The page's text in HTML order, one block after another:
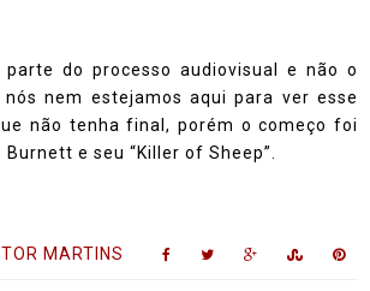
do processo audiovisual e não o
nem estejamos aqui para ver esse
não tenha final, porém o começo foi
e seu “Killer of Sheep”.
MARTINS